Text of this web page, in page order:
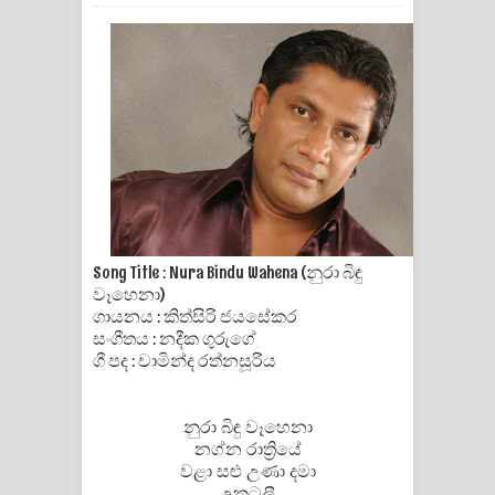
ගීතයේ පද පෙළ
Hoda sihiyen Song Lyrics - හොද
සිහියෙන් ගීතයේ පද පෙළ
Awanken Song Lyrics - අවංකෙන්
ගීතයේ පද පෙළ
Pa Sina Song Lyrics - පෑ සිනා ගීතයේ
පද පෙළ
Pemwanthiye Song Lyrics -
Manobhawa Song Lyrics - මනෝභව
ගීතයේ පද පෙළ
Song Title : Nura Bindu Wahena (නුරා බිඳු
වෑහෙනා)
ගායනය : කිත්සිරි ජයසේකර
සංගීතය : නදීක ගුරුගේ
ගී පද : චාමින්ද රත්නසූරිය
නුරා බිඳු වෑහෙනා
නග්න රාත්‍රියේ
වළා සළු උණා දමා